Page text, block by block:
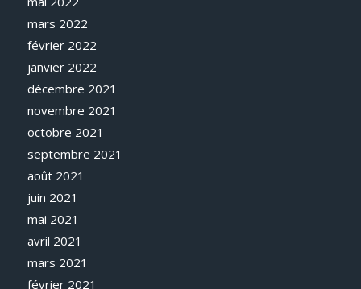
mars 2022
février 2022
janvier 2022
décembre 2021
novembre 2021
octobre 2021
septembre 2021
août 2021
juin 2021
mai 2021
avril 2021
mars 2021
février 2021